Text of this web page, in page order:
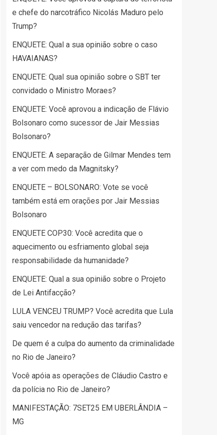
e chefe do narcotráfico Nicolás Maduro pelo
Trump?
ENQUETE: Qual a sua opinião sobre o caso
HAVAIANAS?
ENQUETE: Qual sua opinião sobre o SBT ter
convidado o Ministro Moraes?
ENQUETE: Você aprovou a indicação de Flávio
Bolsonaro como sucessor de Jair Messias
Bolsonaro?
ENQUETE: A separação de Gilmar Mendes tem
a ver com medo da Magnitsky?
ENQUETE – BOLSONARO: Vote se você
também está em orações por Jair Messias
Bolsonaro
ENQUETE COP30: Você acredita que o
aquecimento ou esfriamento global seja
responsabilidade da humanidade?
ENQUETE: Qual a sua opinião sobre o Projeto
de Lei Antifacção?
LULA VENCEU TRUMP? Você acredita que Lula
saiu vencedor na redução das tarifas?
De quem é a culpa do aumento da criminalidade
no Rio de Janeiro?
Você apóia as operações de Cláudio Castro e
da polícia no Rio de Janeiro?
MANIFESTAÇÃO: 7SET25 EM UBERLÂNDIA –
MG